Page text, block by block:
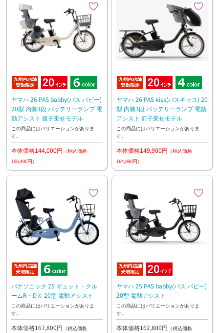
ヤマハ 26 PAS babby(パス バビー)
20型 内装3段 バッテリーランプ 電
動アシスト 後子乗せモデル
この商品にはバリエーションがありま
す。
本体価格144,000円 （税込価格
158,400円）
ヤマハ 26 PAS kiss(パスキッス) 20
型 内装3段 バッテリーランプ 電動
アシスト 前子乗せモデル
この商品にはバリエーションがありま
す。
本体価格149,900円 （税込価格
164,890円）
パナソニック 25 ギュット・クル
ームR・DＸ 20型 電動アシスト
この商品にはバリエーションがありま
す。
本体価格167,800円 （税込価格
ヤマハ 25 PAS babby(パス バビー)
20型 電動アシスト
この商品にはバリエーションがありま
す。
本体価格162,800円 （税込価格